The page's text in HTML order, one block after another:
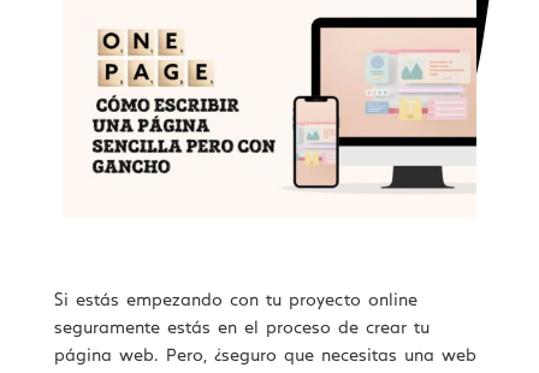
Si estás empezando con tu proyecto online
seguramente estás en el proceso de crear tu
página web. Pero, ¿seguro que necesitas una web